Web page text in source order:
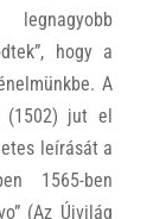
hogy a
A
(1502) jut el
leírását a
1565-ben
(Az Újvilág